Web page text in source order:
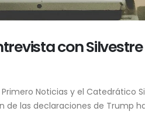
con
Noticias y el Catedrático
de las declaraciones de Trump